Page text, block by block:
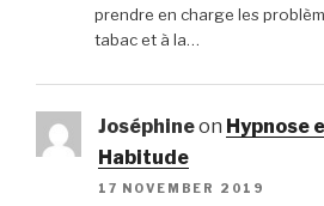
prendre en charge les
tabac et à la…
Joséphineon Hypnose
Habitude
17 NOVEMBER 2019